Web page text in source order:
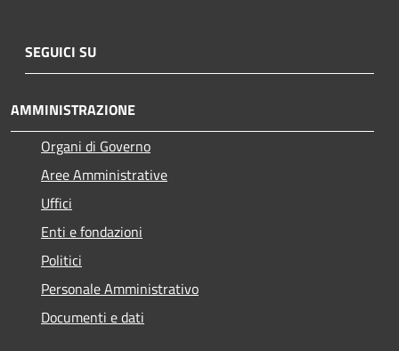
SEGUICI SU
AMMINISTRAZIONE
Organi di Governo
Aree Amministrative
Uffici
Enti e fondazioni
Politici
Personale Amministrativo
Documenti e dati